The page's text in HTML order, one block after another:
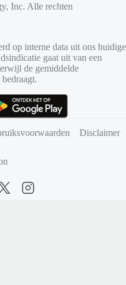
Inc. Alle rechten
op interne data uit ons huidige
gaat uit van een
de gemiddelde
Disclaimer